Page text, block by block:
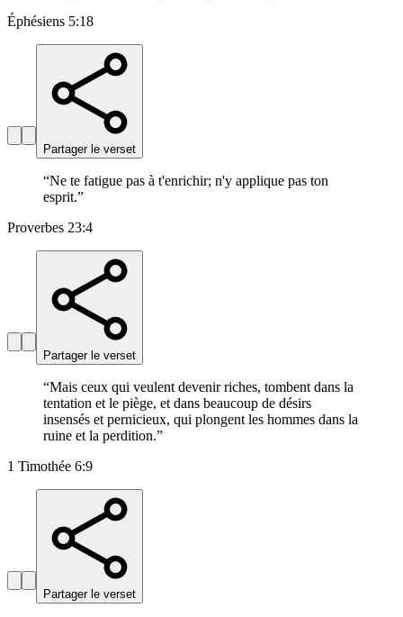
Éphésiens 5:18
Partager le verset
“Ne te fatigue pas à t'enrichir; n'y applique pas ton
esprit.”
Proverbes 23:4
Partager le verset
“Mais ceux qui veulent devenir riches, tombent dans la
tentation et le piège, et dans beaucoup de désirs
insensés et pernicieux, qui plongent les hommes dans la
ruine et la perdition.”
1 Timothée 6:9
Partager le verset